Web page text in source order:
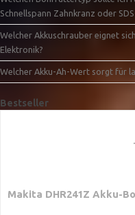
Schnellspann Zahnkranz oder
Welcher Akkuschrauber eignet
Elektronik?
Welcher Akku-Ah-Wert sorgt für
Bestseller
Makita DHR241Z Akku-